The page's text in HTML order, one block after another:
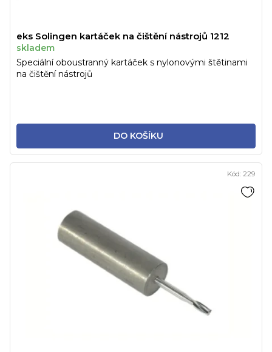
eks Solingen kartáček na čištění nástrojů 1212
skladem
DO KOŠÍKU
Speciální oboustranný kartáček s nylonovými štětinami
na čištění nástrojů
Kód: 229